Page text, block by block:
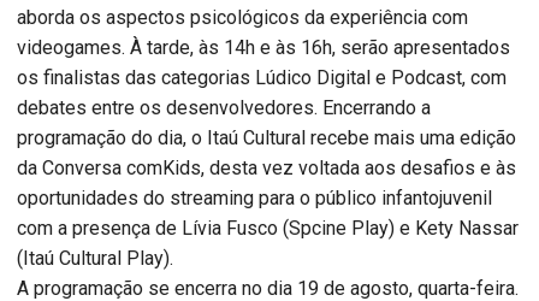
aborda os aspectos psicológicos da experiência com
videogames. À tarde, às 14h e às 16h, serão apresentados
os finalistas das categorias Lúdico Digital e Podcast, com
debates entre os desenvolvedores. Encerrando a
programação do dia, o Itaú Cultural recebe mais uma edição
da Conversa comKids, desta vez voltada aos desafios e às
oportunidades do streaming para o público infantojuvenil
com a presença de Lívia Fusco (Spcine Play) e Kety Nassar
(Itaú Cultural Play).
A programação se encerra no dia 19 de agosto, quarta-feira.